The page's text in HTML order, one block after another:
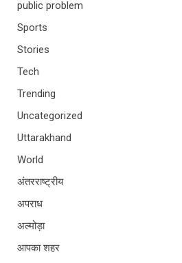
public problem
Sports
Stories
Tech
Trending
Uncategorized
Uttarakhand
World
अंतरराष्ट्रीय
अपराध
अल्मोड़ा
आपका शहर